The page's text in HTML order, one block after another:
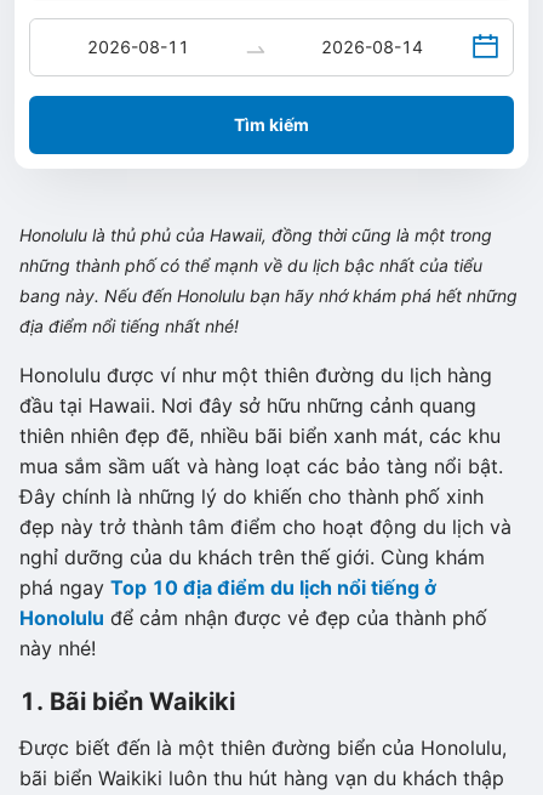
Tìm kiếm
Honolulu là thủ phủ của Hawaii, đồng thời cũng là một trong
những thành phố có thể mạnh về du lịch bậc nhất của tiểu
bang này. Nếu đến Honolulu bạn hãy nhớ khám phá hết những
địa điểm nổi tiếng nhất nhé!
Honolulu được ví như một thiên đường du lịch hàng
đầu tại Hawaii. Nơi đây sở hữu những cảnh quang
thiên nhiên đẹp đẽ, nhiều bãi biển xanh mát, các khu
mua sắm sầm uất và hàng loạt các bảo tàng nổi bật.
Đây chính là những lý do khiến cho thành phố xinh
đẹp này trở thành tâm điểm cho hoạt động du lịch và
nghỉ dưỡng của du khách trên thế giới. Cùng khám
phá ngay Top 10 địa điểm du lịch nổi tiếng ở
Honolulu để cảm nhận được vẻ đẹp của thành phố
này nhé!
1. Bãi biển Waikiki
Được biết đến là một thiên đường biển của Honolulu,
bãi biển Waikiki luôn thu hút hàng vạn du khách thập